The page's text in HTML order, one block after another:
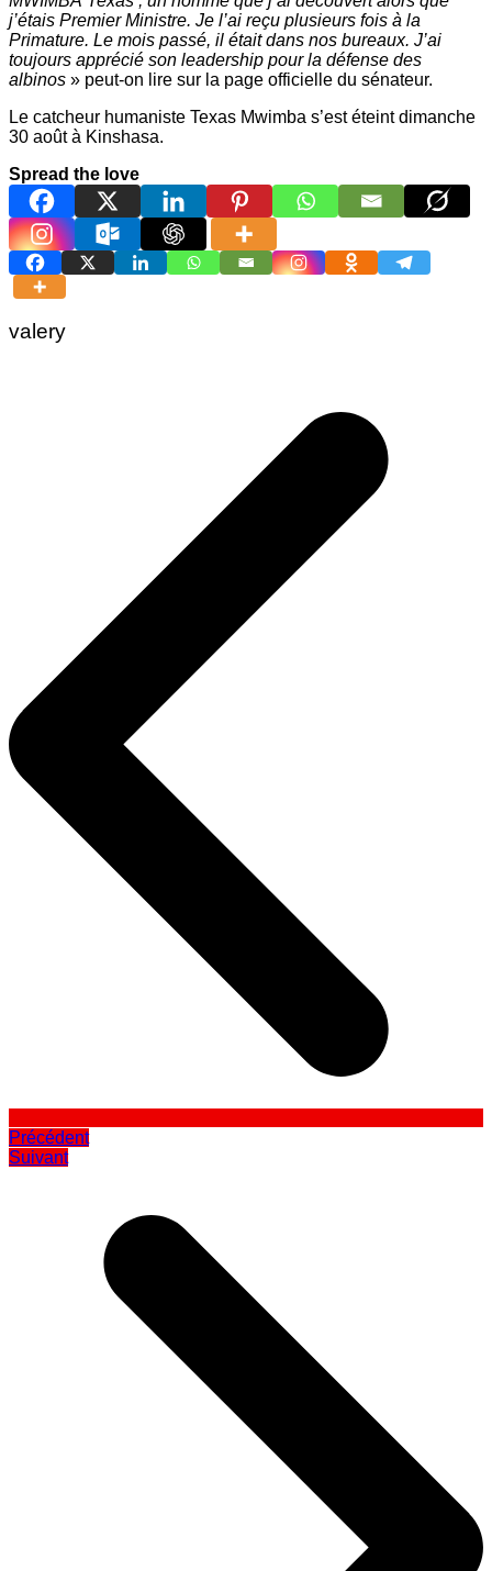
j’étais Premier Ministre. Je l’ai reçu plusieurs fois à la
Primature. Le mois passé, il était dans nos bureaux. J’ai
toujours apprécié son leadership pour la défense des
albinos » peut-on lire sur la page officielle du sénateur.
Le catcheur humaniste Texas Mwimba s’est éteint dimanche
30 août à Kinshasa.
Spread the love
valery
Précédent
Suivant